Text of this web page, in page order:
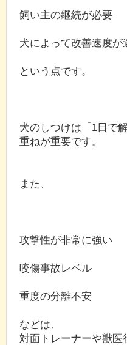
飼い主の継続が必要
犬によって改善速度が
という点です。
犬のしつけは「1日で
重ねが重要です。
また、
攻撃性が非常に強い
咬傷事故レベル
重度の分離不安
などは、
対面トレーナーや獣医